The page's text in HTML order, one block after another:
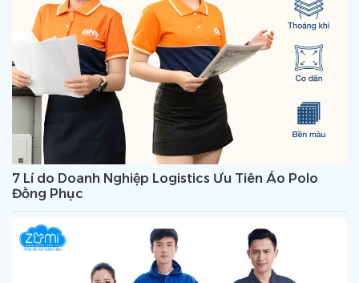
7 Lí do Doanh Nghiệp Logistics Ưu Tiên Áo Polo
Đồng Phục